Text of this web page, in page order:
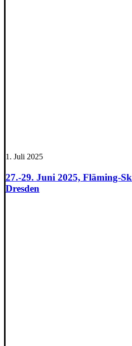
1. Juli 2025
27.-29. Juni 2025, Fläming-
Dresden